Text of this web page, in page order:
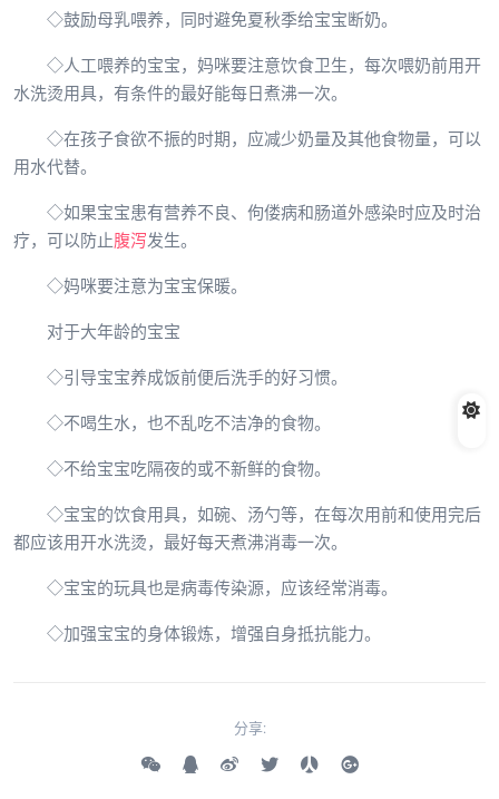
◇鼓励母乳喂养，同时避免夏秋季给宝宝断奶。
◇人工喂养的宝宝，妈咪要注意饮食卫生，每次喂奶前用开
水洗烫用具，有条件的最好能每日煮沸一次。
◇在孩子食欲不振的时期，应减少奶量及其他食物量，可以
用水代替。
◇如果宝宝患有营养不良、佝偻病和肠道外感染时应及时治
疗，可以防止腹泻发生。
◇妈咪要注意为宝宝保暖。
对于大年龄的宝宝
◇引导宝宝养成饭前便后洗手的好习惯。
◇不喝生水，也不乱吃不洁净的食物。
◇不给宝宝吃隔夜的或不新鲜的食物。
◇宝宝的饮食用具，如碗、汤勺等，在每次用前和使用完后
都应该用开水洗烫，最好每天煮沸消毒一次。
◇宝宝的玩具也是病毒传染源，应该经常消毒。
◇加强宝宝的身体锻炼，增强自身抵抗能力。
分享: